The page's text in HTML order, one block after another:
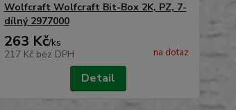
Wolfcraft Wolfcraft Bit-Box 2K, PZ, 7-
dílný 2977000
263 Kč/ks
217 Kč bez DPH na dotaz
Detail